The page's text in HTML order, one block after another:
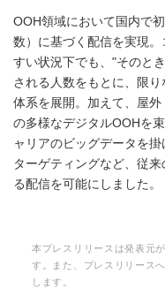
OOH領域において国内で
数）に基づく配信を実現
すい状況下でも、"そのと
される人数をもとに、限
体系を展開。加えて、屋
の多様なデジタルOOHを
ャリアのビッグデータを
ターゲティングなど、従
る配信を可能にしました。
本プレスリリースは発表元
す。また、プレスリリース
します。